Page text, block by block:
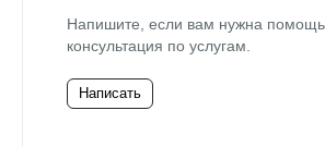
Напишите, если вам нужна
консультация по услугам.
Написать